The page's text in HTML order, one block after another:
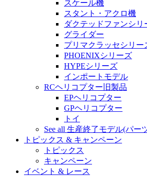
スケール機
スタント・アクロ機
ダクテッドファンシリ
グライダー
プリマクラッセシリー
PHOENIXシリーズ
HYPEシリーズ
インポートモデル
RCヘリコプター旧製品
EPヘリコプター
GPヘリコプター
トイ
See all 生産終了モデル(パー
トピックス & キャンペーン
トピックス
キャンペーン
イベント & レース